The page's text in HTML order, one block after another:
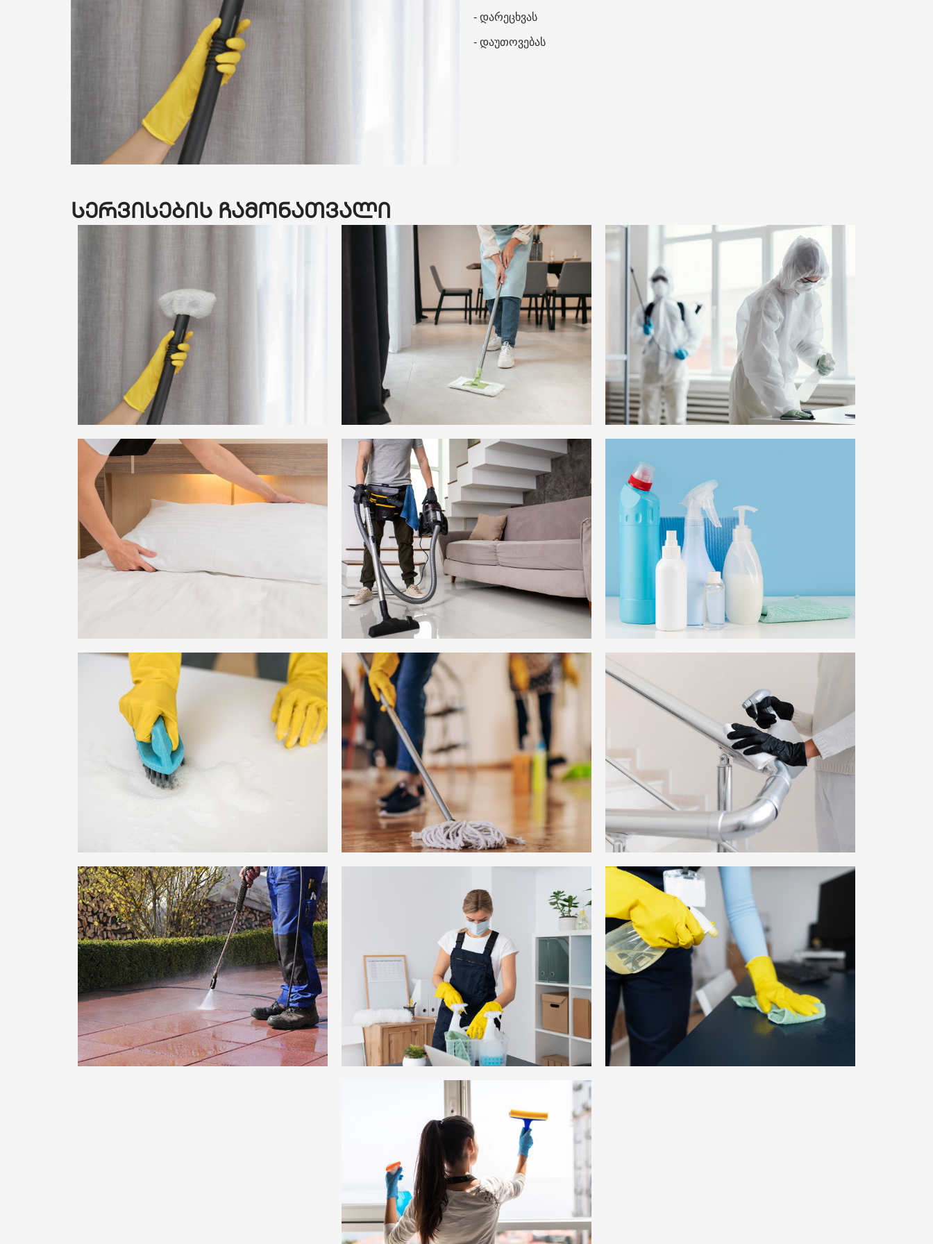
- დარეცხვას
- დაუთოვებას
სერვისების ჩამონათვალი
ფარდების დარეცხვა-
დაუთოვება
მყარი და რბილი იატაკის
დასუფთავება
სანიტარია-დეზინფექცია
ბალიშების, საბნების,
გადასაფარებლებისა და
ჟალუზების რეცხვა
ავეჯისა და ხალიჩების
რეცხვა-ქიმწმენდა
საშუალებებით
მომარაგება
სარდაფის დალაგება-
დასუფთავება
რემონტის შემდგომი
დალაგება-დასუფთავება
სადარბაზოს დალაგება-
დასუფთავება
გენერალური დალაგება-
დასუფთავება